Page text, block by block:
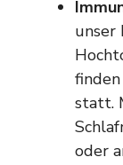
unser
statt.
oder